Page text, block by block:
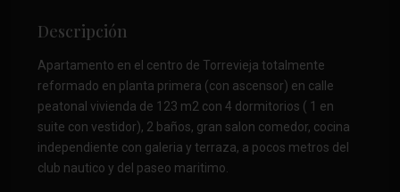
Descripción
Apartamento en el centro de Torrevieja totalmente
reformado en planta primera (con ascensor) en calle
peatonal vivienda de 123 m2 con 4 dormitorios ( 1 en
suite con vestidor), 2 baños, gran salon comedor, cocina
independiente con galeria y terraza, a pocos metros del
club nautico y del paseo maritimo.